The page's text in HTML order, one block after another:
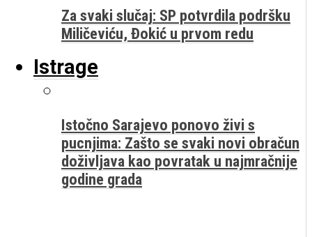
Za svaki slučaj: SP potvrdila podršku
Miličeviću, Đokić u prvom redu
Istrage
Istočno Sarajevo ponovo živi s
pucnjima: Zašto se svaki novi obračun
doživljava kao povratak u najmračnije
godine grada